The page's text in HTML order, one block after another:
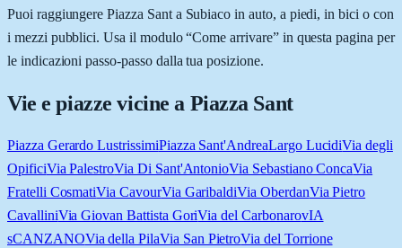
Puoi raggiungere Piazza Sant a Subiaco in auto, a piedi, in bici o con
i mezzi pubblici. Usa il modulo “Come arrivare” in questa pagina per
le indicazioni passo-passo dalla tua posizione.
Vie e piazze vicine a Piazza Sant
Piazza Gerardo LustrissimiPiazza Sant'AndreaLargo LucidiVia degli
OpificiVia PalestroVia Di Sant'AntonioVia Sebastiano ConcaVia
Fratelli CosmatiVia CavourVia GaribaldiVia OberdanVia Pietro
CavalliniVia Giovan Battista GoriVia del CarbonarovIA
sCANZANOVia della PilaVia San PietroVia del Torrione